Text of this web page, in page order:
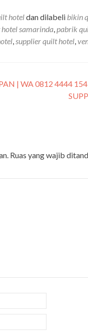
hoteldan dilabeli bikin
samarinda,pabrik
,supplier quilt hotel,
| WA 0812 4444
Ruas yang wajib